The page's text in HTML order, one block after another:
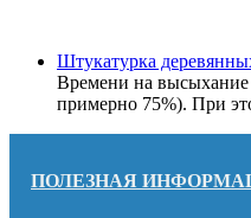
Штукатурка
Времени на высыхание
примерно 75%). При
ПОЛЕЗНАЯ